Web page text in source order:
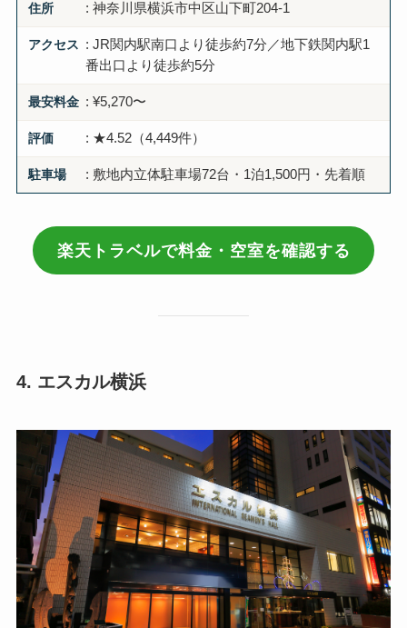
住所 : 神奈川県横浜市中区山下町204-1
アクセス : JR関内駅南口より徒歩約7分／地下鉄関内駅1
番出口より徒歩約5分
最安料金 : ¥5,270〜
評価 : ★4.52（4,449件）
駐車場 : 敷地内立体駐車場72台・1泊1,500円・先着順
楽天トラベルで料金・空室を確認する
4. エスカル横浜